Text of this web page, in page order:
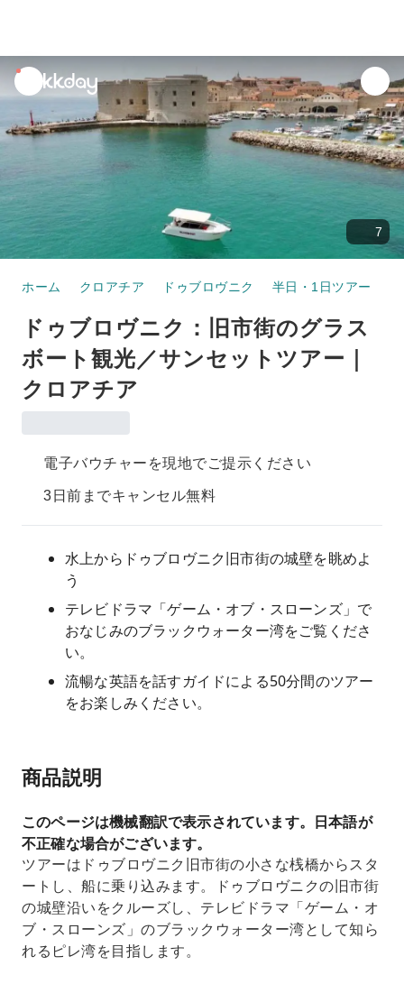
unread
notifications
7
ホーム クロアチア ドゥブロヴニク 半日・1日ツアー
ドゥブロヴニク：旧市街のグラス
ボート観光／サンセットツアー｜
クロアチア
電子バウチャーを現地でご提示ください
3日前までキャンセル無料
水上からドゥブロヴニク旧市街の城壁を眺めよ
う
テレビドラマ「ゲーム・オブ・スローンズ」で
おなじみのブラックウォーター湾をご覧くださ
い。
流暢な英語を話すガイドによる50分間のツアー
をお楽しみください。
商品説明
このページは機械翻訳で表示されています。日本語が
不正確な場合がございます。
ツアーはドゥブロヴニク旧市街の小さな桟橋からスタ
ートし、船に乗り込みます。ドゥブロヴニクの旧市街
の城壁沿いをクルーズし、テレビドラマ「ゲーム・オ
ブ・スローンズ」のブラックウォーター湾として知ら
れるピレ湾を目指します。